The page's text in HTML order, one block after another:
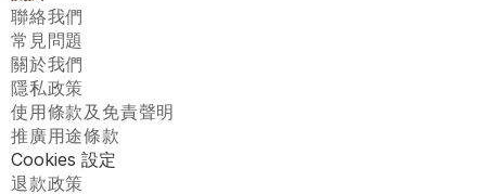
聯絡我們
常見問題
關於我們
隱私政策
使用條款及免責聲明
推廣用途條款
Cookies 設定
退款政策